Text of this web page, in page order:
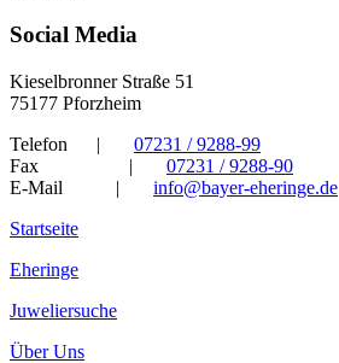
Social Media
Kieselbronner Straße 51
75177 Pforzheim
Telefon
|
07231 / 9288-99
Fax
|
07231 / 9288-90
E-Mail
|
info@bayer-eheringe.de
Startseite
Eheringe
Juweliersuche
Über Uns